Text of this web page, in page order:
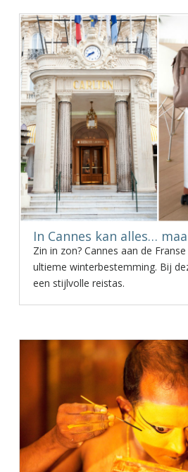
In Cannes kan alles…
Zin in zon? Cannes aan de Franse
ultieme winterbestemming. Bij
een stijlvolle reistas.